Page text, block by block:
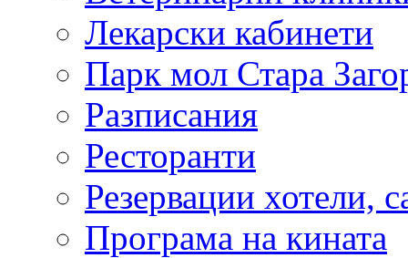
Лекарски кабинети
Парк мол Стара
Разписания
Ресторанти
Резервации хотели,
Програма на кината